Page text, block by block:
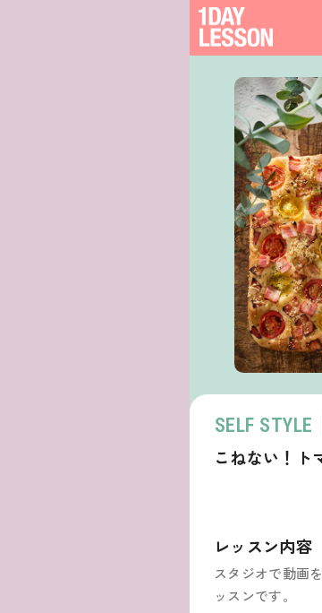
SELF STYLE
こねない！ト
レッスン内容
スタジオで動画
ッスンです。